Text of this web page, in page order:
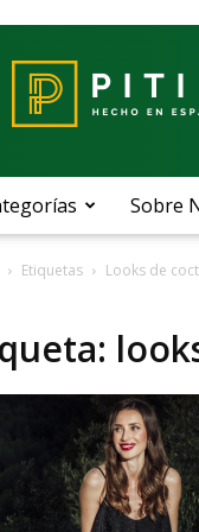
Pitillos
Sobre
Etiquetas Looks de